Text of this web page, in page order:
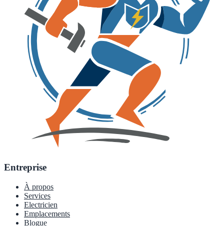
Entreprise
À propos
Services
Electricien
Emplacements
Blogue